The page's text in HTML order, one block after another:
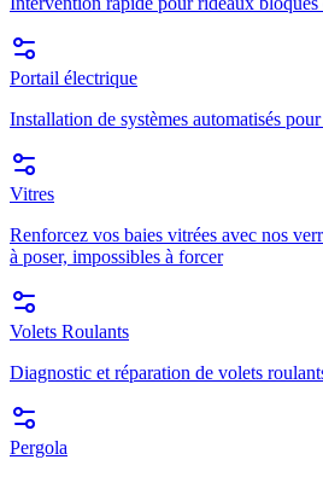
Portail électrique
Installation de systèmes automatisés
Vitres
Renforcez vos baies vitrées avec nos
à poser, impossibles à forcer
Volets Roulants
Diagnostic et réparation de volets
Pergola